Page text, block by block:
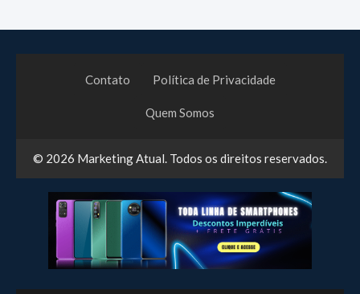
Contato Política de Privacidade
Quem Somos
© 2026 Marketing Atual. Todos os direitos reservados.